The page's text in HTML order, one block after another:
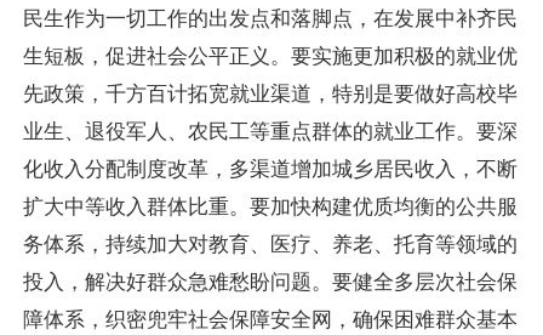
民生作为一切工作的出发点和落脚点，在发展中补齐民
生短板，促进社会公平正义。要实施更加积极的就业优
先政策，千方百计拓宽就业渠道，特别是要做好高校毕
业生、退役军人、农民工等重点群体的就业工作。要深
化收入分配制度改革，多渠道增加城乡居民收入，不断
扩大中等收入群体比重。要加快构建优质均衡的公共服
务体系，持续加大对教育、医疗、养老、托育等领域的
投入，解决好群众急难愁盼问题。要健全多层次社会保
障体系，织密兜牢社会保障安全网，确保困难群众基本